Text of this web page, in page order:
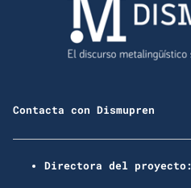
Contacta con Dismupren
Directora del proyecto: